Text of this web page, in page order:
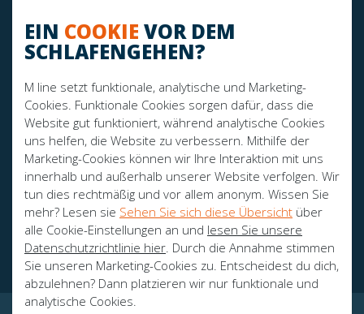
EIN COOKIE VOR DEM
SCHLAFENGEHEN?
M line setzt funktionale, analytische und Marketing-
Cookies. Funktionale Cookies sorgen dafür, dass die
Website gut funktioniert, während analytische Cookies
uns helfen, die Website zu verbessern. Mithilfe der
Marketing-Cookies können wir Ihre Interaktion mit uns
innerhalb und außerhalb unserer Website verfolgen. Wir
tun dies rechtmäßig und vor allem anonym. Wissen Sie
mehr? Lesen sie Sehen Sie sich diese Übersicht über
alle Cookie-Einstellungen an und lesen Sie unsere
Datenschutzrichtlinie hier. Durch die Annahme stimmen
Sie unseren Marketing-Cookies zu. Entscheidest du dich,
abzulehnen? Dann platzieren wir nur funktionale und
analytische Cookies.
info@mline.nl
+31 413-243050
Botschafter
Zertifikate